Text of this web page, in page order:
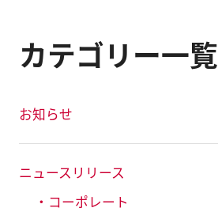
カテゴリー一覧
お知らせ
ニュースリリース
・コーポレート